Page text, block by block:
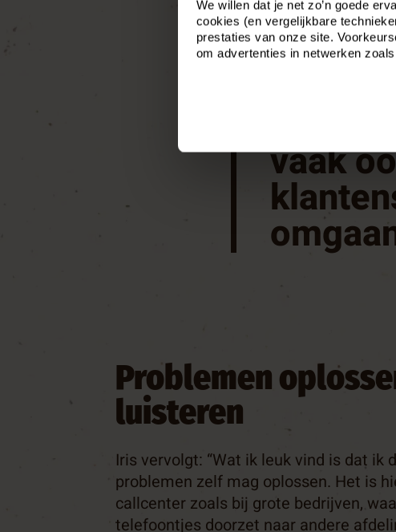
We willen dat je net zo’n goede
cookies (en vergelijkbare
prestaties van onze site.
om advertenties in netwerken
“Het
vaak
Problemen
luisteren
Iris vervolgt: “Wat ik leuk vind is dat ik
problemen zelf mag oplossen. Het is
callcenter zoals bij grote bedrijven,
telefoontjes doorzet naar andere